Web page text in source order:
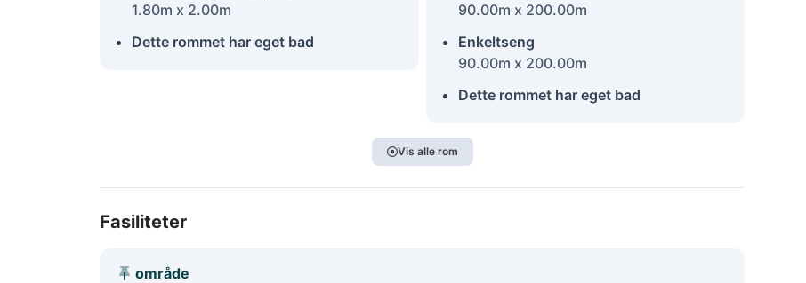
1.80m x 2.00m
Dette rommet har eget bad
90.00m x 200.00m
Enkeltseng
90.00m x 200.00m
Dette rommet har eget bad
Vis alle rom
Fasiliteter
område